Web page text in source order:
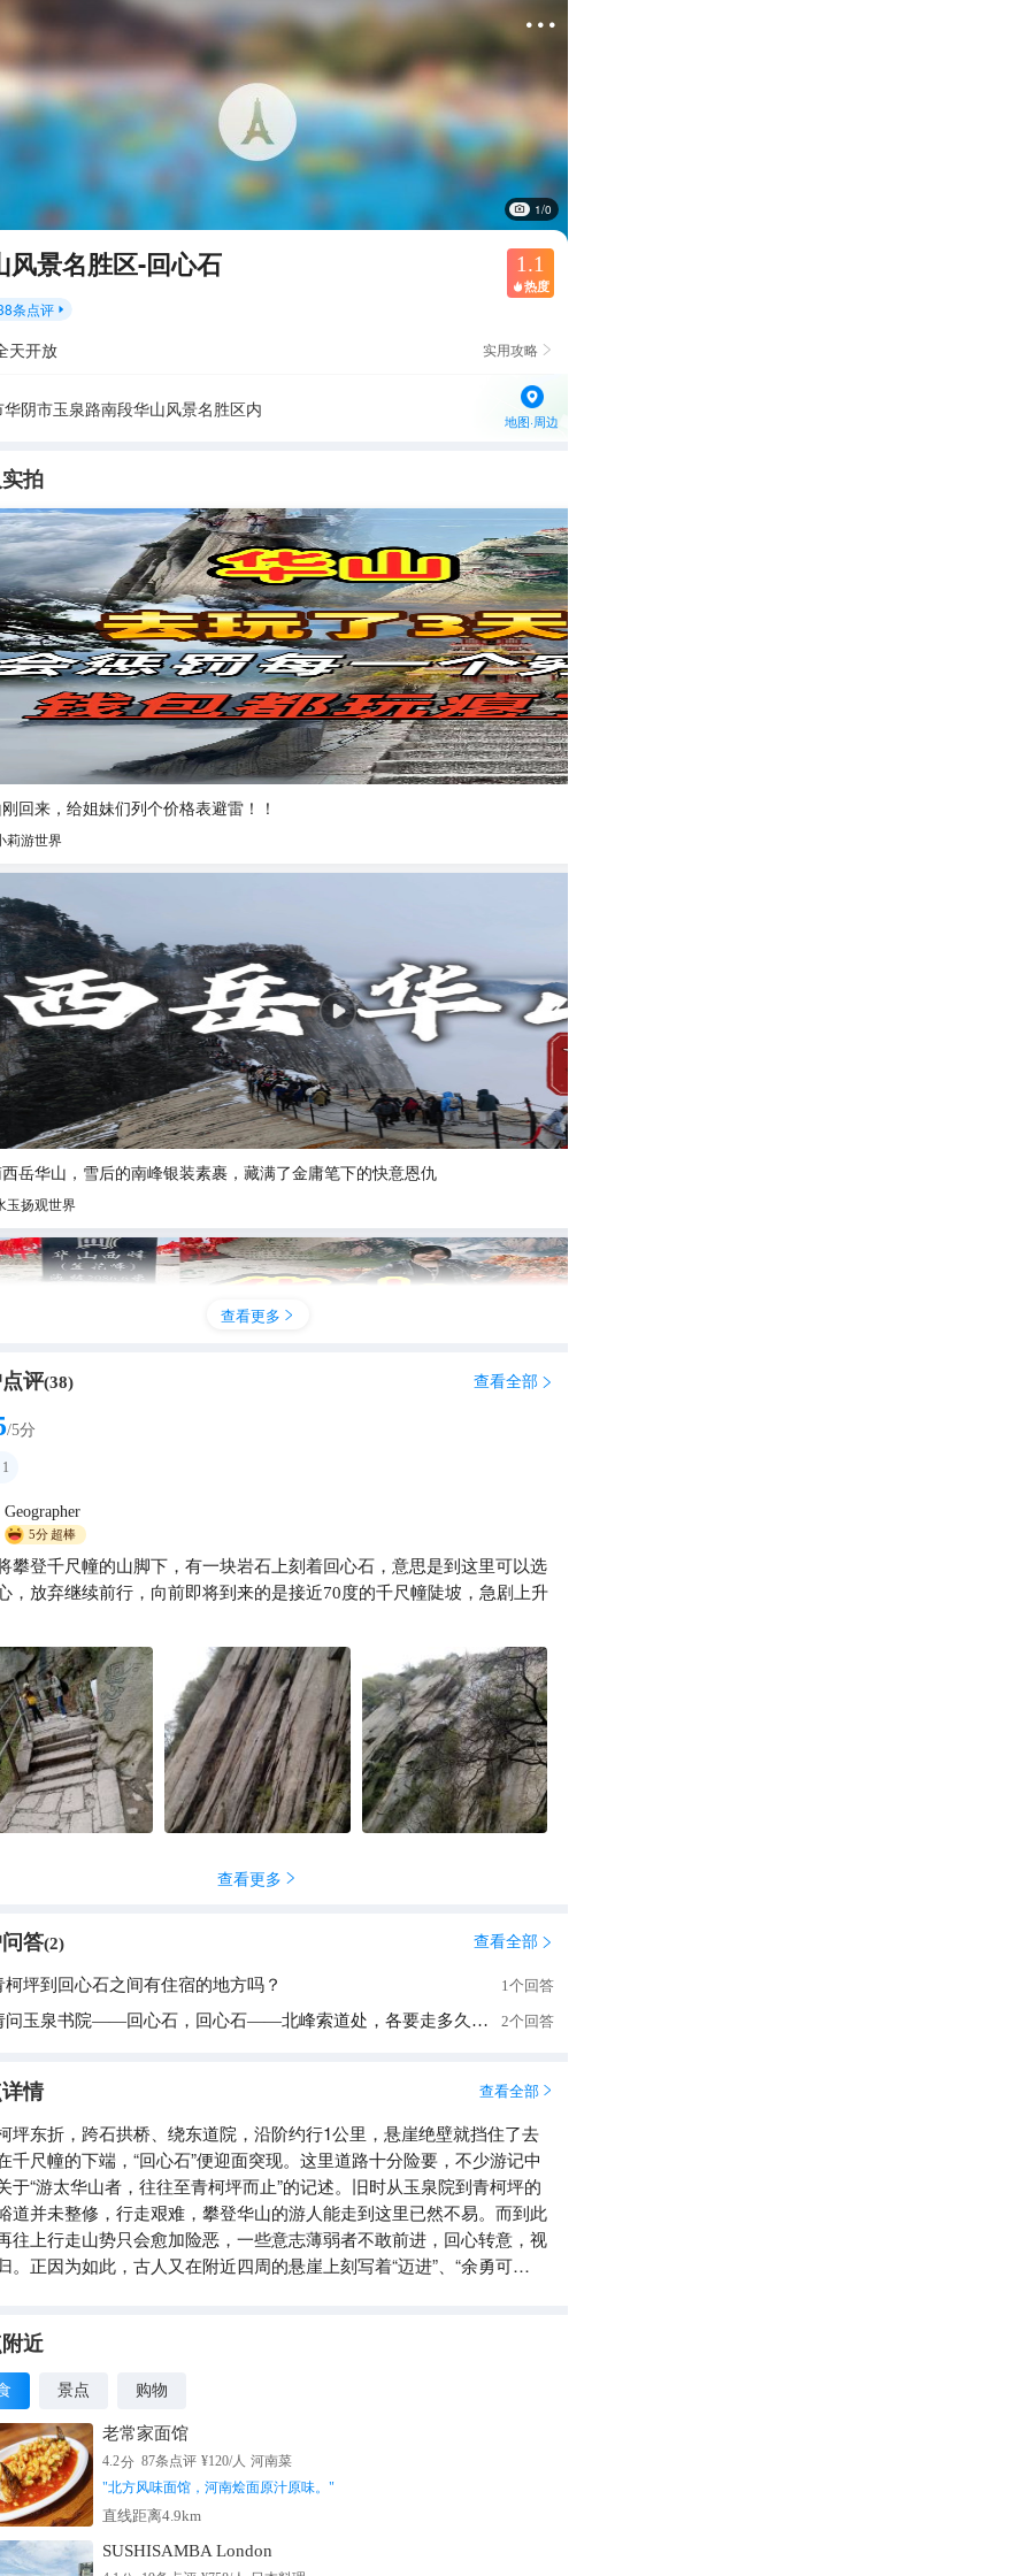

1/0
风景名胜区-回心石 1.1
 热度
条点评 
天开放 实用攻略 
阴市玉泉路南段华山风景名胜区内
地图·周边
拍
回来，给姐妹们列个价格表避雷！！
莉游世界
岳华山，雪后的南峰银装素裹，藏满了金庸笔下的快意恩仇
玉扬观世界
了3天，我的消费观都崩了！！
婷游世界
查看更多 
评(38) 查看全部 
/5分
1
Geographer
5分超棒
攀登千尺幢的山脚下，有一块岩石上刻着回心石，意思是到这里可以选
，放弃继续前行，向前即将到来的是接近70度的千尺幢陡坡，急剧上升
查看更多 
答(2) 查看全部 
柯坪到回心石之间有住宿的地方吗？ 1个回答
请问玉泉书院——回心石，回心石——北峰索道处，各要走多久的路程？北峰索道到北峰峰顶要走多久呢？ 2个回答
情 查看全部 
坪东折，跨石拱桥、绕东道院，沿阶约行1公里，悬崖绝壁就挡住了去
千尺幢的下端，“回心石”便迎面突现。这里道路十分险要，不少游记中
于“游太华山者，往往至青柯坪而止”的记述。旧时从玉泉院到青柯坪的
道并未整修，行走艰难，攀登华山的游人能走到这里已然不易。而到此
往上行走山势只会愈加险恶，一些意志薄弱者不敢前进，回心转意，视
。正因为如此，古人又在附近四周的悬崖上刻写着“迈进”、“余勇可
近
景点 购物
老常家面馆
4.2分 87条点评 ¥120/人 河南菜
"北方风味面馆，河南烩面原汁原味。 "
直线距离4.9km
SUSHISAMBA London